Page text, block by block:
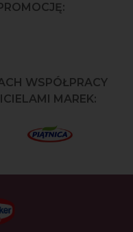
WSPÓŁPRACY
MAREK: